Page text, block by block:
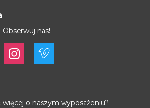
Obserwuj nas!
op LinkedInBekijk ons op LinkedInBekijk ons op Vimeo
więcej o naszym wyposażeniu?